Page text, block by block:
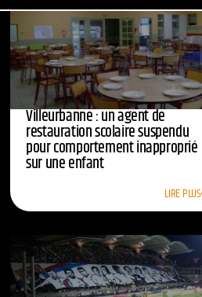
Villeurbanne : un agent de
restauration scolaire suspendu
pour comportement inapproprié
sur une enfant
LIRE PLUS